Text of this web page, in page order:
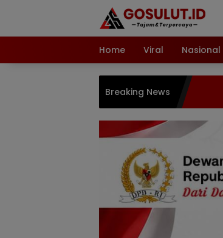
Home Viral Nasional
Breaking News